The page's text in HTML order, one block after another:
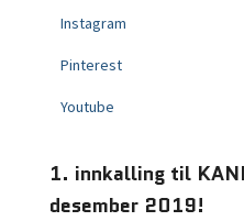
Instagram
Pinterest
Youtube
1. innkalling til
desember 2019!